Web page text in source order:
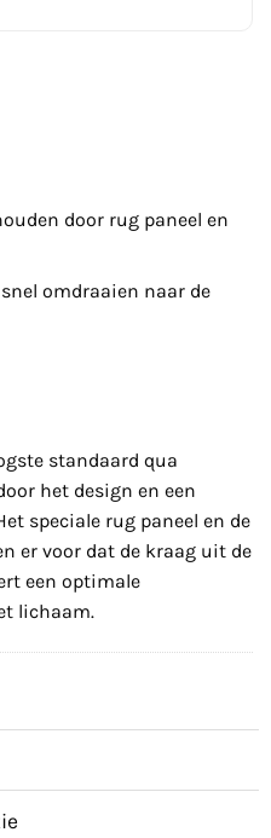
door rug paneel en
omdraaien naar de
standaard qua
het design en een
speciale rug paneel en de
er voor dat de kraag uit de
een optimale
lichaam.